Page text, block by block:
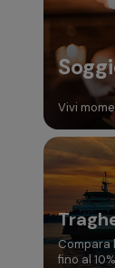
Vivi
Compara
fino al 10%